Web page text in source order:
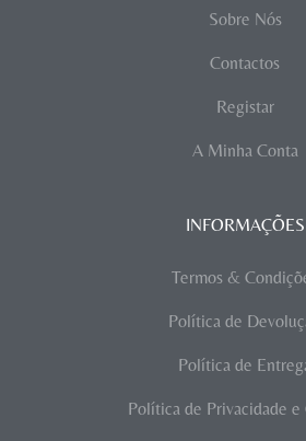
Sobre Nós
Contactos
Registar
A Minha Conta
INFORMAÇÕES
Termos &
Política de
Política de
Política de Privacidade e